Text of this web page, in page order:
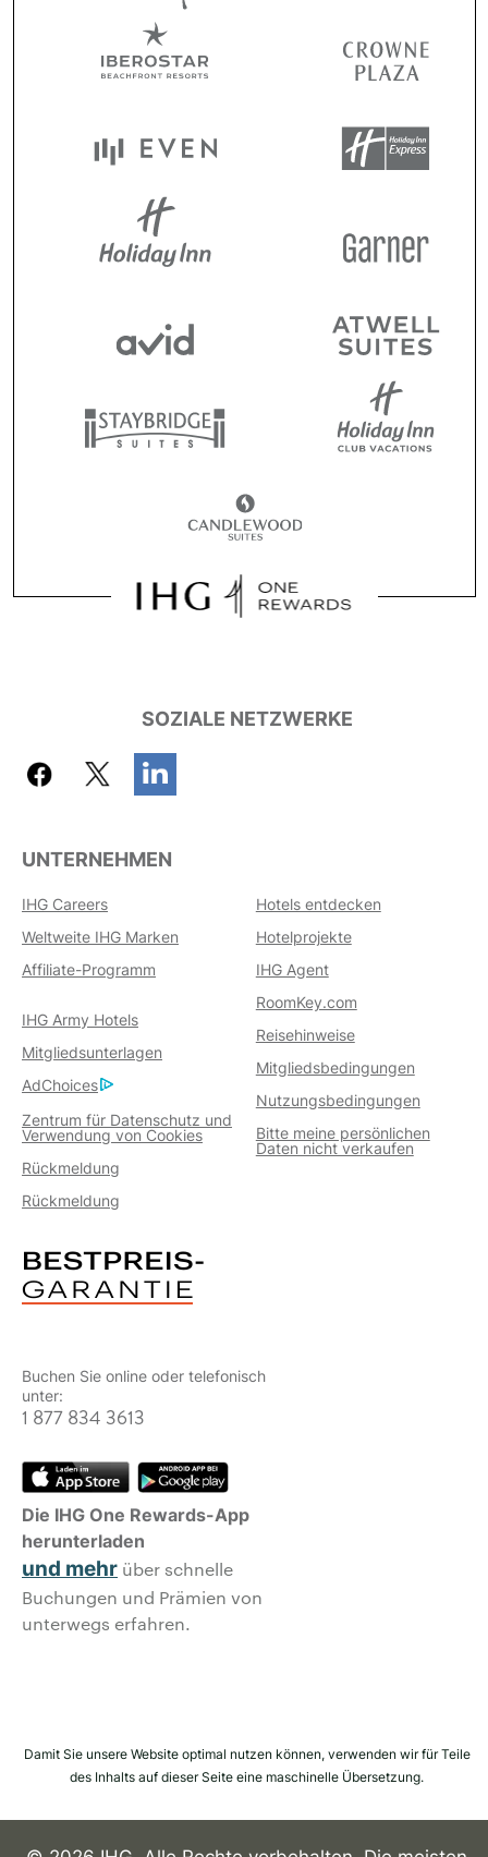
SOZIALE NETZWERKE
UNTERNEHMEN
IHG Careers
Hotels entdecken
Weltweite IHG Marken
Hotelprojekte
Affiliate-Programm
IHG Agent
RoomKey.com
IHG Army Hotels
Reisehinweise
Mitgliedsunterlagen
Mitgliedsbedingungen
AdChoices
Nutzungsbedingungen
Zentrum für Datenschutz und
Verwendung von Cookies
Bitte meine persönlichen
Daten nicht verkaufen
Rückmeldung
Rückmeldung
Buchen Sie online oder telefonisch
unter:
1 877 834 3613
Die IHG One Rewards-App
herunterladen
und mehr über schnelle
Buchungen und Prämien von
unterwegs erfahren.
Damit Sie unsere Website optimal nutzen können, verwenden wir für Teile
des Inhalts auf dieser Seite eine maschinelle Übersetzung.